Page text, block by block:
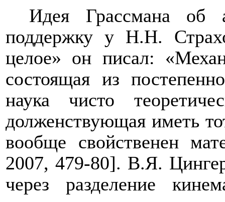
Идея Грассмана об
поддержку у Н.Н.
целое» он писал:
состоящая из
наука чисто
долженствующая иметь
вообще свойственен
2007, 479-80]. В.Я.
через разделение